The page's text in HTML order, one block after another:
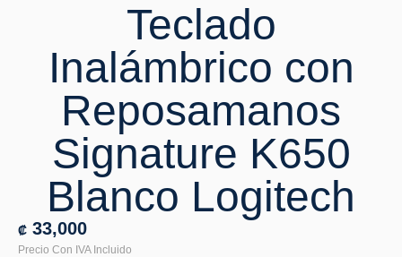
Teclado
Inalámbrico con
Reposamanos
Signature K650
Blanco Logitech
₡ 33,000